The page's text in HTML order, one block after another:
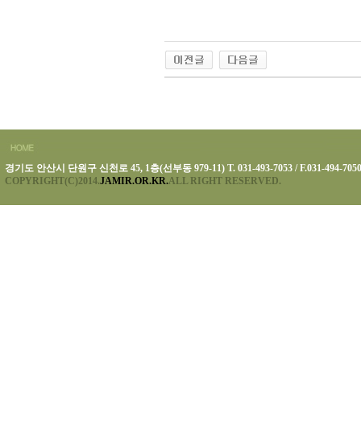
경기도 안산시 단원구 신천로 45, 1층(선부동 979-11) T. 031-493-7053 / F.031-494-7050
COPYRIGHT(C)2014.JAMIR.OR.KR.ALL RIGHT RESERVED.